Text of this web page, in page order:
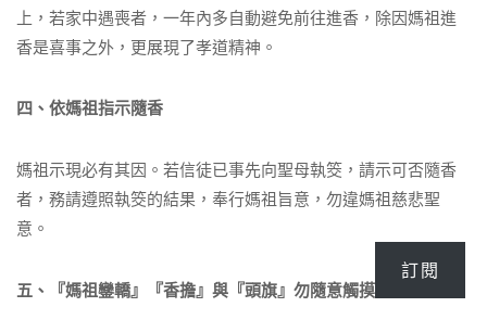
上，若家中遇喪者，一年內多自動避免前往進香，除因媽祖進
香是喜事之外，更展現了孝道精神。
四、依媽祖指示隨香
媽祖示現必有其因。若信徒已事先向聖母執筊，請示可否隨香
者，務請遵照執筊的結果，奉行媽祖旨意，勿違媽祖慈悲聖
意。
五、『媽祖鑾轎』『香擔』與『頭旗』勿隨意觸摸
訂閱